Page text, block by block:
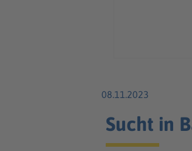
08.11.2023
Sucht in